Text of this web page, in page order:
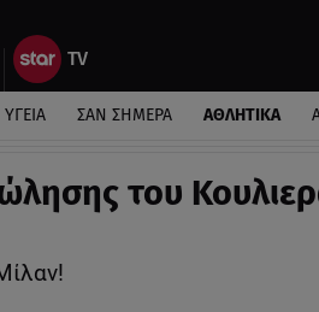
ΥΓΕΙΑ ΣΑΝ ΣΗΜΕΡΑ ΑΘΛΗΤΙΚΑ
του